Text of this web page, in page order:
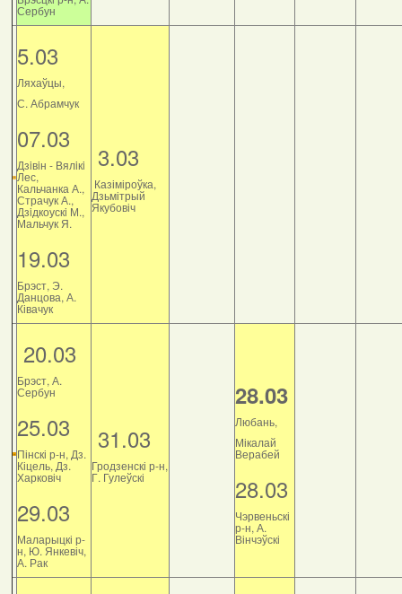
Сербун
5.03
Ляхаўцы,
С. Абрамчук
07.03
Дзiвiн - Вялiкi
Лес,
Кальчанка А.,
Страчук А.,
Дзiдкоускi М.,
Мальчук Я.
19.03
Брэст, Э.
Данцова, А.
Ківачук
3.03
Казіміроўка,
Дзьмітрый
Якубовіч
20.03
Брэст, А.
Сербун
25.03
Пінскі р-н, Дз.
Кіцель, Дз.
Харковіч
29.03
Маларыцкі р-
н, Ю. Янкевіч,
А. Рак
31.03
Гродзенскі р-н,
Г. Гулеўскі
28.03
Любань,
Мікалай
Верабей
28.03
Чэрвеньскі
р-н, А.
Вінчэўскі